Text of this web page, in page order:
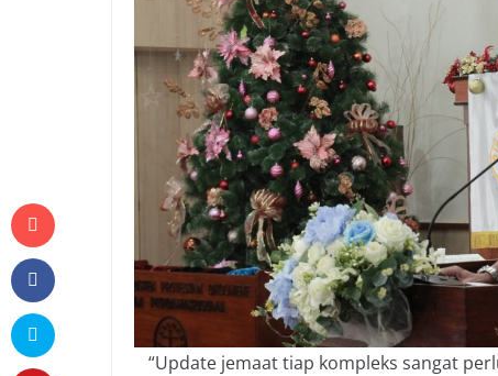
“Update jemaat tiap kompleks sangat